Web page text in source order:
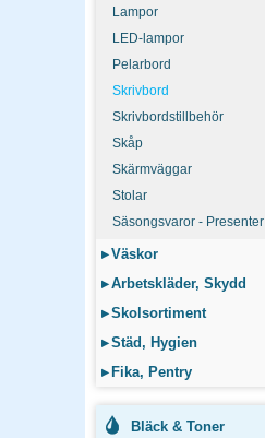
Lampor
LED-lampor
Pelarbord
Skrivbord
Skrivbordstillbehör
Skåp
Skärmväggar
Stolar
Säsongsvaror - Presenter
▸Väskor
▸Arbetskläder, Skydd
▸Skolsortiment
▸Städ, Hygien
▸ Fika, Pentry
Bläck & Toner